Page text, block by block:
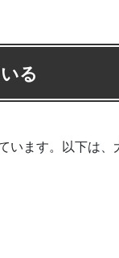
る
います。以下は